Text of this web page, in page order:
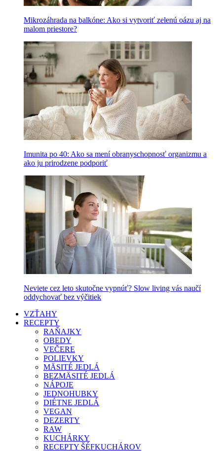
Mikrozáhrada na balkóne: Ako si vytvoriť zelenú oázu aj na
malom priestore?
Imunita po 40: Ako sa mení obranyschopnosť organizmu a
ako ju prirodzene podporiť
Neviete cez leto skutočne vypnúť? Slow living vás naučí
oddychovať bez výčitiek
VZŤAHY
RECEPTY
RAŇAJKY
OBEDY
VEČERE
POLIEVKY
MÄSITÉ JEDLÁ
BEZMÄSITÉ JEDLÁ
NÁPOJE
JEDNOHUBKY
DIÉTNE JEDLÁ
VEGAN
DEZERTY
RAW
KUCHÁRKY
RECEPTY ŠÉFKUCHÁROV